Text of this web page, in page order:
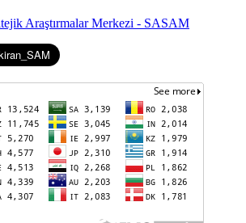
Araştırmalar Merkezi - SASAM